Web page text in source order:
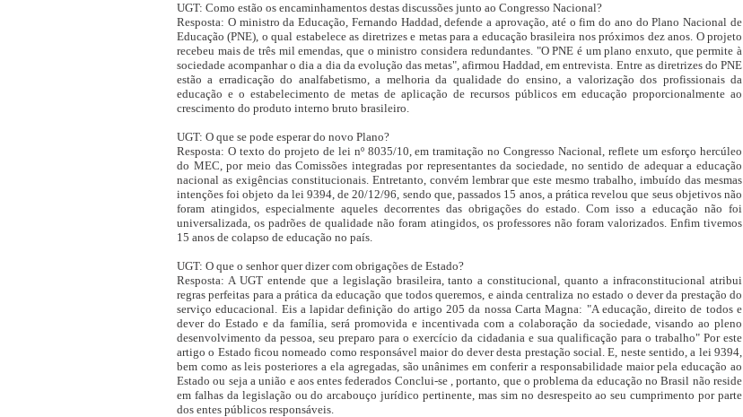
UGT: Como estão os encaminhamentos destas discussões junto ao Congresso Nacional?
Resposta: O ministro da Educação, Fernando Haddad, defende a aprovação, até o fim do ano do Plano Nacional de
Educação (PNE), o qual estabelece as diretrizes e metas para a educação brasileira nos próximos dez anos. O projeto
recebeu mais de três mil emendas, que o ministro considera redundantes. "O PNE é um plano enxuto, que permite à
sociedade acompanhar o dia a dia da evolução das metas", afirmou Haddad, em entrevista. Entre as diretrizes do PNE
estão a erradicação do analfabetismo, a melhoria da qualidade do ensino, a valorização dos profissionais da
educação e o estabelecimento de metas de aplicação de recursos públicos em educação proporcionalmente ao
crescimento do produto interno bruto brasileiro.
UGT: O que se pode esperar do novo Plano?
Resposta: O texto do projeto de lei nº 8035/10, em tramitação no Congresso Nacional, reflete um esforço hercúleo
do MEC, por meio das Comissões integradas por representantes da sociedade, no sentido de adequar a educação
nacional as exigências constitucionais. Entretanto, convém lembrar que este mesmo trabalho, imbuído das mesmas
intenções foi objeto da lei 9394, de 20/12/96, sendo que, passados 15 anos, a prática revelou que seus objetivos não
foram atingidos, especialmente aqueles decorrentes das obrigações do estado. Com isso a educação não foi
universalizada, os padrões de qualidade não foram atingidos, os professores não foram valorizados. Enfim tivemos
15 anos de colapso de educação no país.
UGT: O que o senhor quer dizer com obrigações de Estado?
Resposta: A UGT entende que a legislação brasileira, tanto a constitucional, quanto a infraconstitucional atribui
regras perfeitas para a prática da educação que todos queremos, e ainda centraliza no estado o dever da prestação do
serviço educacional. Eis a lapidar definição do artigo 205 da nossa Carta Magna: "A educação, direito de todos e
dever do Estado e da família, será promovida e incentivada com a colaboração da sociedade, visando ao pleno
desenvolvimento da pessoa, seu preparo para o exercício da cidadania e sua qualificação para o trabalho" Por este
artigo o Estado ficou nomeado como responsável maior do dever desta prestação social. E, neste sentido, a lei 9394,
bem como as leis posteriores a ela agregadas, são unânimes em conferir a responsabilidade maior pela educação ao
Estado ou seja a união e aos entes federados Conclui-se , portanto, que o problema da educação no Brasil não reside
em falhas da legislação ou do arcabouço jurídico pertinente, mas sim no desrespeito ao seu cumprimento por parte
dos entes públicos responsáveis.